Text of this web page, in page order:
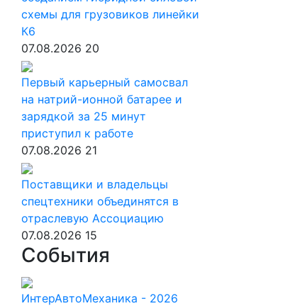
схемы для грузовиков линейки
К6
07.08.2026 20
Первый карьерный самосвал
на натрий-ионной батарее и
зарядкой за 25 минут
приступил к работе
07.08.2026 21
Поставщики и владельцы
спецтехники объединятся в
отраслевую Ассоциацию
07.08.2026 15
События
ИнтерАвтоМеханика - 2026